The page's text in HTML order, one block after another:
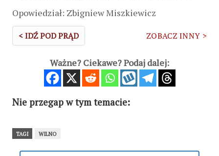
Opowiedział: Zbigniew Miszkiewicz
< IDŹ POD PRĄD ZOBACZ INNY >
Ważne? Ciekawe? Podaj dalej:
Nie przegap w tym temacie:
TAGI WILNO